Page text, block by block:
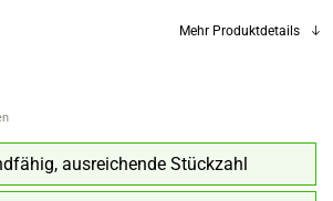
Mehr Produktdetails
ausreichende Stückzahl